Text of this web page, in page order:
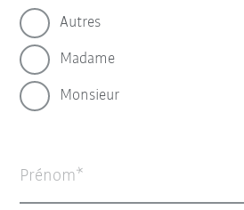
Autres
Madame
Monsieur
Prénom